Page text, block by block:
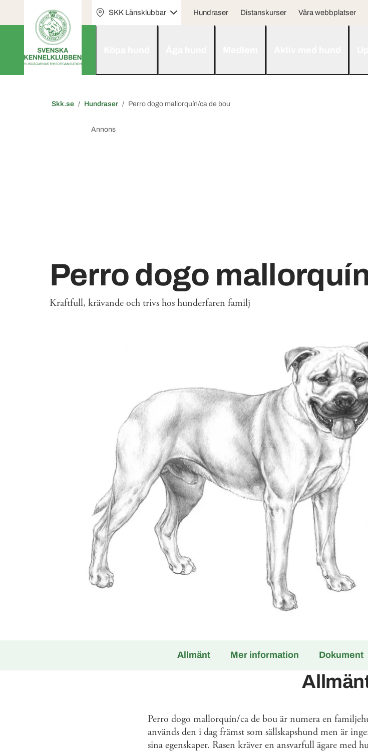
SKK Länsklubbar Hundraser Distanskurser Våra webbplatser
Skk.se Hundraser Perro dogo mallorquín/ca de bou
Annons
Perro dogo
Kraftfull, krävande och trivs hos hunderfaren familj
Allmänt Mer information Dokument
Perro dogo mallorquín/ca de bou är numera en
används den i dag främst som sällskapshund men är
sina egenskaper. Rasen kräver en ansvarfull ägare med